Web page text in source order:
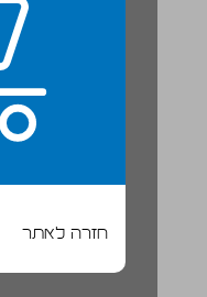
חזרה לאתר